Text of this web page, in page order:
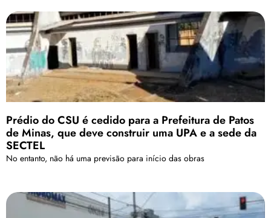
Prédio do CSU é cedido para a Prefeitura de Patos
de Minas, que deve construir uma UPA e a sede da
SECTEL
No entanto, não há uma previsão para início das obras